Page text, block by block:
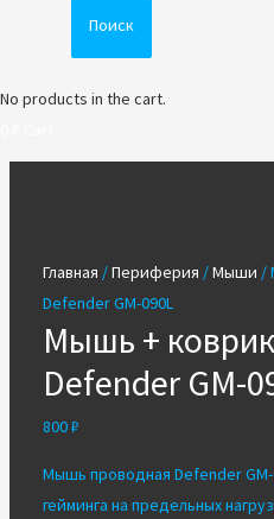
Поиск
No products in the cart.
Главная /Периферия /Мыши /
Defender GM-090L
Мышь +
Defender GM-
800₽
Мышь проводная Defender
гейминга на предельных